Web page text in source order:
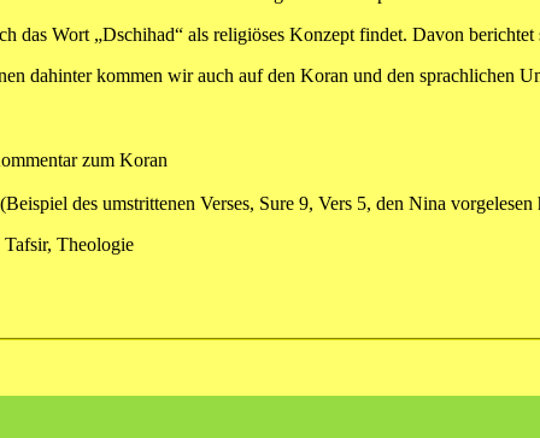
das Wort „Dschihad“ als religiöses Konzept findet. Davon berichtet
dahinter kommen wir auch auf den Koran und den sprachlichen
zum Koran
(Beispiel des umstrittenen Verses, Sure 9, Vers 5, den Nina
Theologie